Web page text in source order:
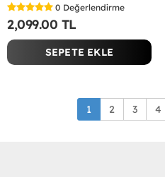
0 Değerlendirme
2,099.00 TL
SEPETE EKLE
1 2 3 4